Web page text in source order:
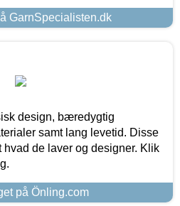
GarnSpecialisten.dk
design, bæredygtig
samt lang levetid. Disse
de laver og designer. Klik
på Önling.com